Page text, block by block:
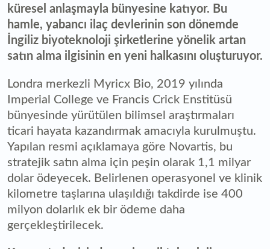
küresel anlaşmayla bünyesine katıyor. Bu
hamle, yabancı ilaç devlerinin son dönemde
İngiliz biyoteknoloji şirketlerine yönelik artan
satın alma ilgisinin en yeni halkasını oluşturuyor.
Londra merkezli Myricx Bio, 2019 yılında
Imperial College ve Francis Crick Enstitüsü
bünyesinde yürütülen bilimsel araştırmaları
ticari hayata kazandırmak amacıyla kurulmuştu.
Yapılan resmi açıklamaya göre Novartis, bu
stratejik satın alma için peşin olarak 1,1 milyar
dolar ödeyecek. Belirlenen operasyonel ve klinik
kilometre taşlarına ulaşıldığı takdirde ise 400
milyon dolarlık ek bir ödeme daha
gerçekleştirilecek.